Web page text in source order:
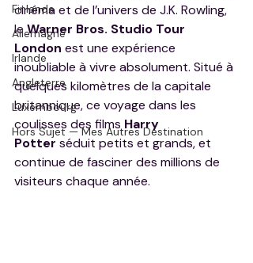
Finlande
Allemagne
Irlande
Angleterre
Luxembourg
Hors Sujet — Mes Autres Destination
cinéma et de l’univers de J.K. Rowling,
le Warner Bros. Studio Tour
London est une expérience
inoubliable à vivre absolument. Situé à
quelques kilomètres de la capitale
britannique, ce voyage dans les
coulisses des films Harry
Potter séduit petits et grands, et
continue de fasciner des millions de
visiteurs chaque année.